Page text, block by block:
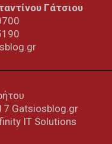
Γάτσιου
Gatsiosblog.gr
IT Solutions